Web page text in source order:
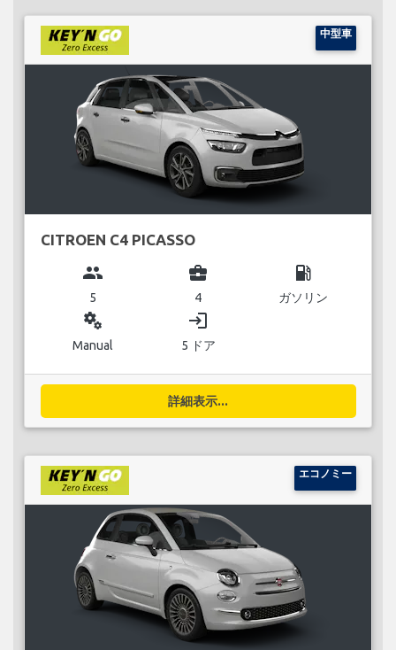
中型車
CITROEN C4 PICASSO
group
5
business_center
4
local_gas_station
ガソリン
miscellaneous_services
Manual
login
5 ドア
詳細表示...
エコノミー